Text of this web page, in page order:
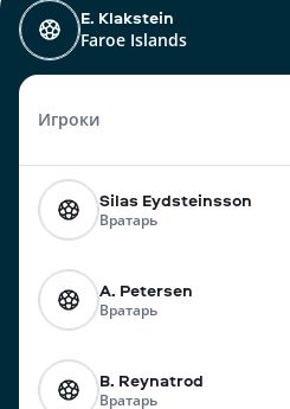
E. Klakstein
Faroe Islands
Игроки
Silas Eydsteinsson
Вратарь
A. Petersen
Вратарь
B. Reynatrod
Вратарь